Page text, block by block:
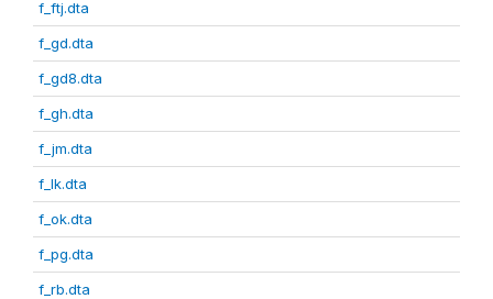
f_ftj.dta
f_gd.dta
f_gd8.dta
f_gh.dta
f_jm.dta
f_lk.dta
f_ok.dta
f_pg.dta
f_rb.dta